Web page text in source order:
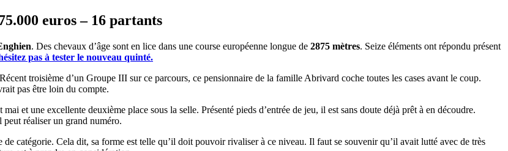
euros – 16 partants
. Des chevaux d’âge sont en lice dans une course européenne longue de 2875 mètres. Seize éléments ont répondu présent
pas à tester le nouveau quinté.
troisième d’un Groupe III sur ce parcours, ce pensionnaire de la famille Abrivard coche toutes les cases avant le coup.
pas être loin du compte.
et une excellente deuxième place sous la selle. Présenté pieds d’entrée de jeu, il est sans doute déjà prêt à en découdre.
peut réaliser un grand numéro.
catégorie. Cela dit, sa forme est telle qu’il doit pouvoir rivaliser à ce niveau. Il faut se souvenir qu’il avait lutté avec de très